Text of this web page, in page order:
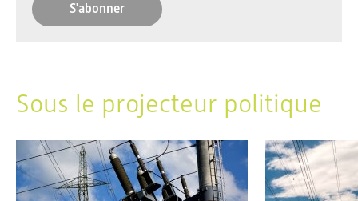
S'abonner
Sous le projecteur politique